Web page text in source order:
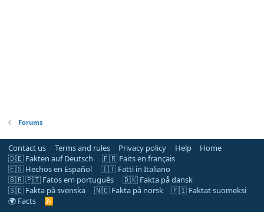
Forums
Contact us Terms and rules Privacy policy Help
Home
🇩🇪 Fakten auf Deutsch
🇫🇷 Faits en français
🇪🇸 Hechos en Español
🇮🇹 Fatti in Italiano
🇧🇷 🇵🇹 Fatos em português
🇩🇰 Fakta på dansk
🇸🇪 Fakta på svenska
🇳🇴 Fakta på norsk
🇫🇮 Faktat suomeksi
🌍 Facts
R